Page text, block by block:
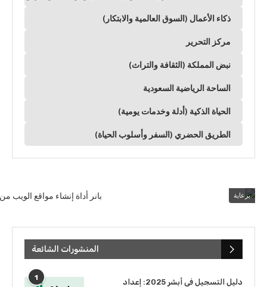
ذكاء الأعمال (السوق العالمية والابتكار)
مركز التحرير
نبض المملكة (الثقافة والتراث)
الساحة الرياضية السعودية
الحياة الذكية (أدلة وخدمات يومية)
الطريق الحضري (السفر وأسلوب الحياة)
برعاية
المنشورات الشائعة
1
دليل التسجيل في أبشر 2025: إعداد